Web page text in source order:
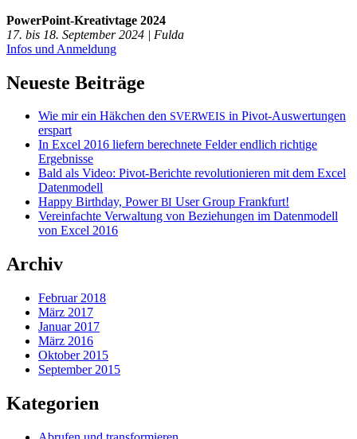
PowerPoint-Kreativtage 2024
17. bis 18. September 2024 | Fulda
Infos und Anmeldung
Neueste Beiträge
Wie mir ein Häkchen den SVERWEIS in Pivot-Auswertungen
erspart
In Excel 2016 liefern berechnete Felder endlich richtige
Ergebnisse
Bald als Video: Pivot-Berichte revolutionieren mit dem Excel
Datenmodell
Happy Birthday, PowerBI User Group Frankfurt!
Vereinfachte Verwaltung von Beziehungen im Datenmodell
von Excel 2016
Archiv
Februar 2018
März 2017
Januar 2017
März 2016
Oktober 2015
September 2015
Kategorien